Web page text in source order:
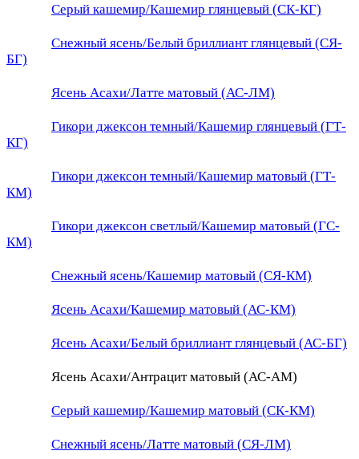
Серый кашемир/Кашемир глянцевый (СК-КГ)
Снежный ясень/Белый бриллиант глянцевый (СЯ-
БГ)
Ясень Асахи/Латте матовый (АС-ЛМ)
Гикори джексон темный/Кашемир глянцевый (ГТ-
КГ)
Гикори джексон темный/Кашемир матовый (ГТ-
КМ)
Гикори джексон светлый/Кашемир матовый (ГС-
КМ)
Снежный ясень/Кашемир матовый (СЯ-КМ)
Ясень Асахи/Кашемир матовый (АС-КМ)
Ясень Асахи/Белый бриллиант глянцевый (АС-БГ)
Ясень Асахи/Антрацит матовый (АС-АМ)
Серый кашемир/Кашемир матовый (СК-КМ)
Снежный ясень/Латте матовый (СЯ-ЛМ)